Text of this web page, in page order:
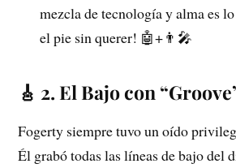
mezcla de tecnología y alma es
el pie sin querer! 🤖+👨‍🎤
🎸 2. El Bajo con
Fogerty siempre tuvo un oído
Él grabó todas las líneas de bajo del